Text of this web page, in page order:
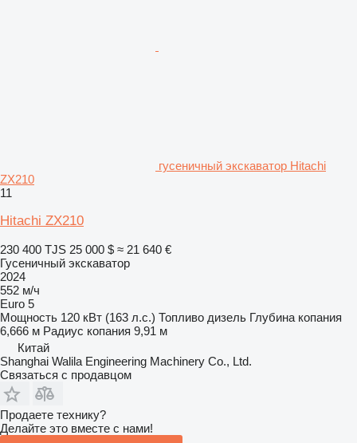
гусеничный экскаватор Hitachi
ZX210
11
Hitachi ZX210
230 400 TJS 25 000 $ ≈ 21 640 €
Гусеничный экскаватор
2024
552 м/ч
Euro 5
Мощность 120 кВт (163 л.с.) Топливо дизель Глубина копания
6,666 м Радиус копания 9,91 м
Китай
Shanghai Walila Engineering Machinery Co., Ltd.
Связаться с продавцом
Продаете технику?
Делайте это вместе с нами!